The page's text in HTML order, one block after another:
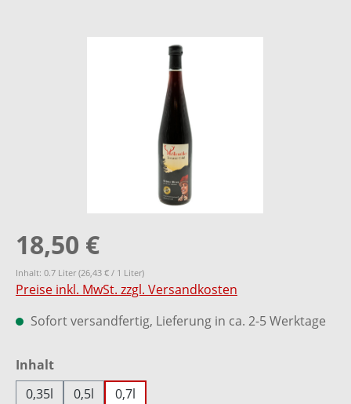
Bildergalerie überspringen
18,50 €
Inhalt: 0.7 Liter (26,43 € / 1 Liter)
Preise inkl. MwSt. zzgl. Versandkosten
Sofort versandfertig, Lieferung in ca. 2-5 Werktage
Inhaltauswählen
0,35l
0,5l 0,7l